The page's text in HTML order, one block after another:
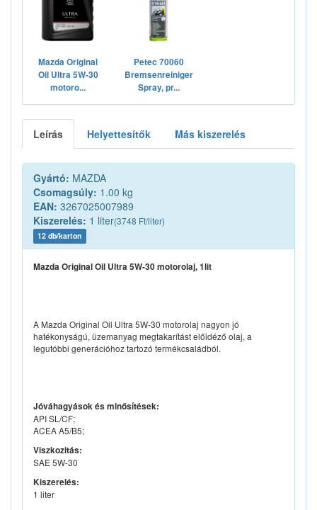
Mazda Original
Oil Ultra 5W-30
motoro...
Petec 70060
Bremsenreiniger
Spray, pr...
Leírás Helyettesítők Más kiszerelés
Gyártó: MAZDA
Csomagsúly: 1.00 kg
EAN: 3267025007989
Kiszerelés: 1 liter(3748 Ft/liter)
12 db/karton
Mazda Original Oil Ultra 5W-30 motorolaj, 1lit
A Mazda Original Oil Ultra 5W-30 motorolaj nagyon jó
hatékonyságú, üzemanyag megtakarítást előidéző olaj, a
legutóbbi generációhoz tartozó termékcsaládból.
Jóváhagyások és minősítések:
API SL/CF;
ACEA A5/B5;
Viszkozitás:
SAE 5W-30
Kiszerelés:
1 liter